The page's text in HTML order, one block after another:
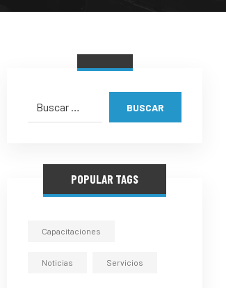
BUSCAR
POPULAR TAGS
Capacitaciones
Noticias Servicios